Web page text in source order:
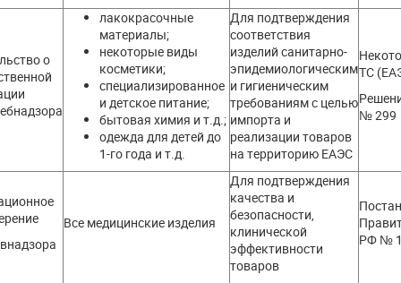
о
лакокрасочные
материалы;
некоторые виды
косметики;
специализированное
и детское питание;
бытовая химия и т.д.;
одежда для детей до
1-го года и т.д.
Для подтверждения
соответствия
изделий санитарно-
эпидемиологическим
и гигиеническим
требованиям с целью
импорта и
реализации товаров
на территорию ЕАЭС
ТС
№ 299
Все медицинские изделия
Для подтверждения
качества и
безопасности,
клинической
эффективности
товаров
РФ №